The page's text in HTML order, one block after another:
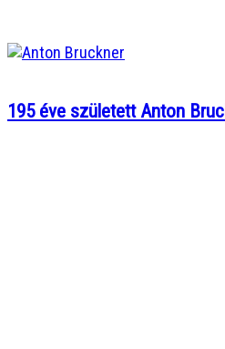
195 éve született Anton